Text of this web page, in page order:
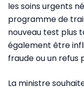
les soins urgents
programme de
nouveau test plus
également être
fraude ou un refus
La ministre